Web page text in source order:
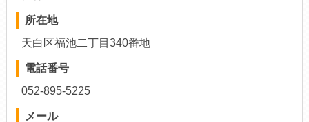
所在地
天白区福池二丁目340番地
電話番号
052-895-5225
メール